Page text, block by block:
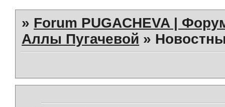
» Forum PUGACHEVA |
Аллы Пугачевой »